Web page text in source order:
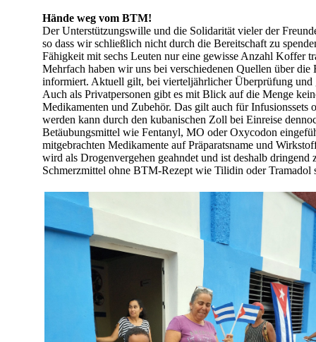
Hände weg vom BTM!
Der Unterstützungswille und die Solidarität vieler der
so dass wir schließlich nicht durch die Bereitschaft zu
Fähigkeit mit sechs Leuten nur eine gewisse Anzahl Koffer
Mehrfach haben wir uns bei verschiedenen Quellen über
informiert. Aktuell gilt, bei vierteljährlicher Überprüfung und
Auch als Privatpersonen gibt es mit Blick auf die Menge
Medikamenten und Zubehör. Das gilt auch für Infusionssets
werden kann durch den kubanischen Zoll bei Einreise
Betäubungsmittel wie Fentanyl, MO oder Oxycodon
mitgebrachten Medikamente auf Präparatsname und
wird als Drogenvergehen geahndet und ist deshalb dringend
Schmerzmittel ohne BTM-Rezept wie Tilidin oder Tramadol